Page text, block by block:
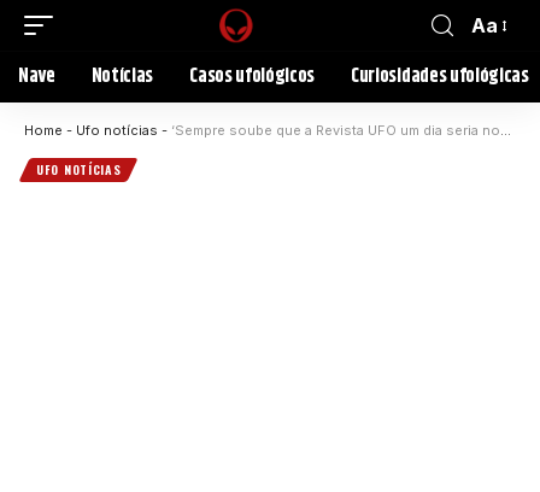
Aa
Nave Notícias Casos ufológicos Curiosidades ufológicas
Home - Ufo notícias - ‘Sempre soube que a Revista UFO um dia seria nossa’, diz Urandir Fernandes
UFO NOTÍCIAS